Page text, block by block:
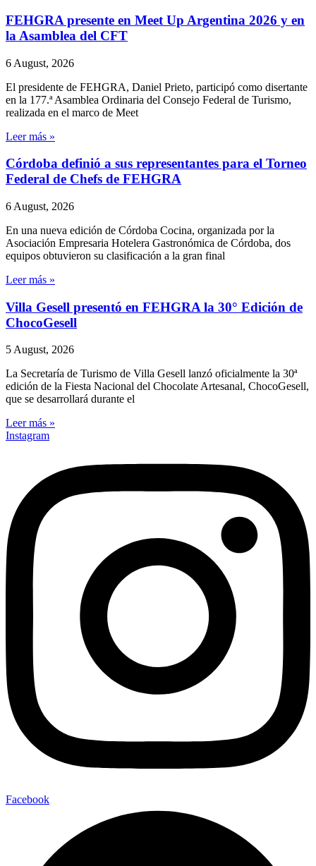
FEHGRA presente en Meet Up Argentina 2026 y en
la Asamblea del CFT
6 August, 2026
El presidente de FEHGRA, Daniel Prieto, participó como disertante
en la 177.ª Asamblea Ordinaria del Consejo Federal de Turismo,
realizada en el marco de Meet
Leer más »
Córdoba definió a sus representantes para el Torneo
Federal de Chefs de FEHGRA
6 August, 2026
En una nueva edición de Córdoba Cocina, organizada por la
Asociación Empresaria Hotelera Gastronómica de Córdoba, dos
equipos obtuvieron su clasificación a la gran final
Leer más »
Villa Gesell presentó en FEHGRA la 30° Edición de
ChocoGesell
5 August, 2026
La Secretaría de Turismo de Villa Gesell lanzó oficialmente la 30ª
edición de la Fiesta Nacional del Chocolate Artesanal, ChocoGesell,
que se desarrollará durante el
Leer más »
Instagram
Facebook